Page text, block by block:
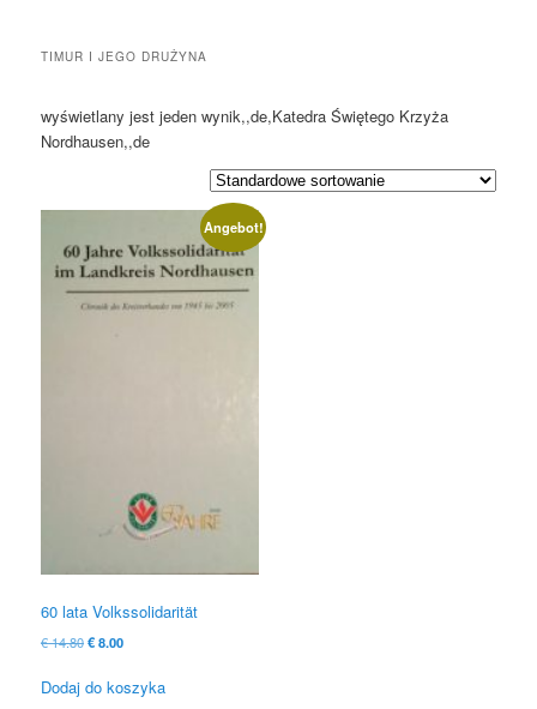
TIMUR I JEGO DRUŻYNA
wyświetlany jest jeden wynik,,de,Katedra Świętego Krzyża
Nordhausen,,de
Angebot!
60 lata Volkssolidarität
€14.80Oryginalna
była:
€8.00Obecna
to:
Dodaj do koszyka